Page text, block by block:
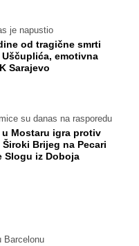
je napustio
od tragične smrti
Uščuplića, emotivna
Sarajevo
su danas na rasporedu
u Mostaru igra protiv
Široki Brijeg na Pecari
Slogu iz Doboja
Barcelonu